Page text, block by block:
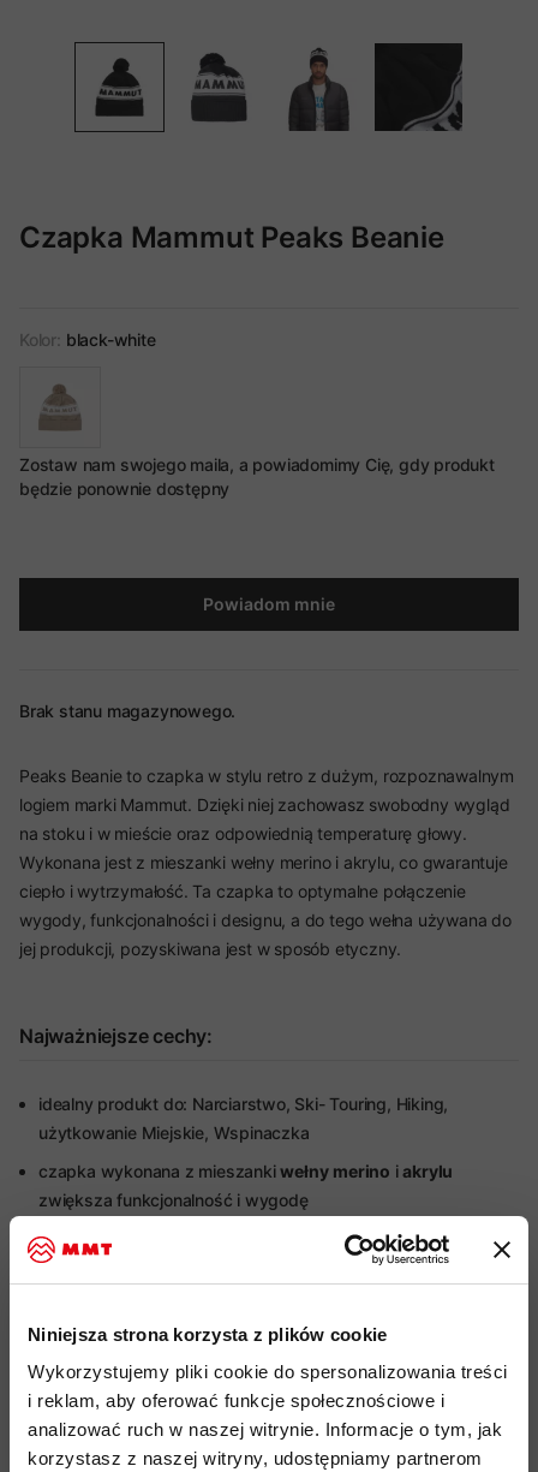
Niniejsza strona korzysta z plików cookie
Wykorzystujemy pliki cookie do spersonalizowania treści
i reklam, aby oferować funkcje społecznościowe i
analizować ruch w naszej witrynie. Informacje o tym, jak
korzystasz z naszej witryny, udostępniamy partnerom
Czapka Mammut Peaks Beanie
Kolor: black-white
Zostaw nam swojego maila, a powiadomimy Cię, gdy produkt
będzie ponownie dostępny
Powiadom mnie
Brak stanu magazynowego.
Peaks Beanie to czapka w stylu retro z dużym, rozpoznawalnym
logiem marki Mammut. Dzięki niej zachowasz swobodny wygląd
na stoku i w mieście oraz odpowiednią temperaturę głowy.
Wykonana jest z mieszanki wełny merino i akrylu, co gwarantuje
ciepło i wytrzymałość. Ta czapka to optymalne połączenie
wygody, funkcjonalności i designu, a do tego wełna używana do
jej produkcji, pozyskiwana jest w sposób etyczny.
Najważniejsze cechy:
idealny produkt do: Narciarstwo, Ski- Touring, Hiking,
użytkowanie Miejskie, Wspinaczka
czapka wykonana z mieszankiwełny merino iakrylu
zwiększa funkcjonalność i wygodę
naturalne, antybakteryjne działanie
wełnyzapobiega
powstawaniu nieprzyjemnych zapachów, nawet przy długim
Mulesing Free- wełna merynosowa pozyskiwana bez
praktyki mulesingu
wełna z certyfikatemRWSw celu ochrony dobrostanu
zwierząt